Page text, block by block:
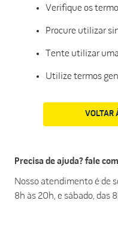
Verifique os
Procure utilizar
Tente utilizar
Utilize termos
VOLTAR
Precisa de ajuda? fale
Nosso atendimento é de
8h às 20h, e sábado, das